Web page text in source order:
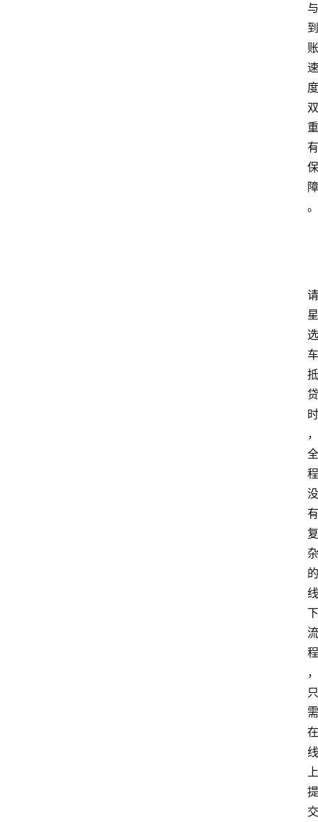
与
到
账
速
度
双
重
有
保
障
。
请
星
选
车
抵
贷
时
，
全
程
没
有
复
杂
的
线
下
流
程
，
只
需
在
线
上
提
交